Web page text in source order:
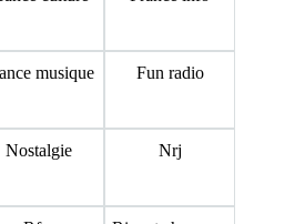
musique Fun radio
Nostalgie Nrj